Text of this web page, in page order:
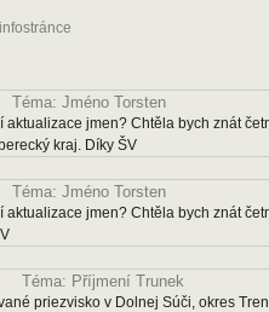
infostránce
Téma: Jméno Torsten
aktualizace jmen? Chtěla bych znát
kraj. Díky ŠV
Téma: Jméno Torsten
aktualizace jmen? Chtěla bych znát
Téma: Příjmení Trunek
priezvisko v Dolnej Súči, okres